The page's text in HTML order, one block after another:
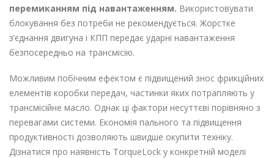
перемиканням під навантаженням. Використовувати
блокування без потреби не рекомендується. Жорстке
з’єднання двигуна і КПП передає ударні навантаження
безпосередньо на трансмісію.
Можливим побічним ефектом є підвищений знос фрикційних
елементів коробки передач, частинки яких потрапляють у
трансмісійне масло. Однак ці фактори несуттєві порівняно з
перевагами системи. Економія пального та підвищення
продуктивності дозволяють швидше окупити техніку.
Дізнатися про наявність TorqueLock у конкретній моделі